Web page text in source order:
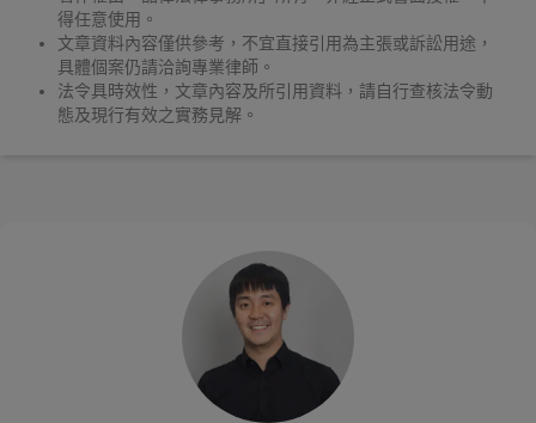
得任意使用。
文章資料內容僅供參考，不宜直接引用為主張或訴訟用途，
具體個案仍請洽詢專業律師。
法令具時效性，文章內容及所引用資料，請自行查核法令動
態及現行有效之實務見解。